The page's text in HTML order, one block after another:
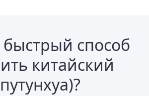
способ
китайский